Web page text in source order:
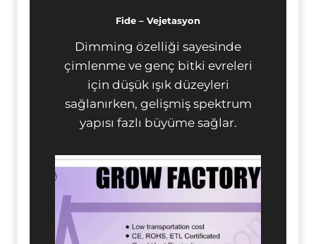
Fide – Vejetasyon
Dimming özelliği sayesinde
çimlenme ve genç bitki evreleri
için düşük ışık düzeyleri
sağlanırken, gelişmiş spektrum
yapısı fazlı büyüme sağlar.